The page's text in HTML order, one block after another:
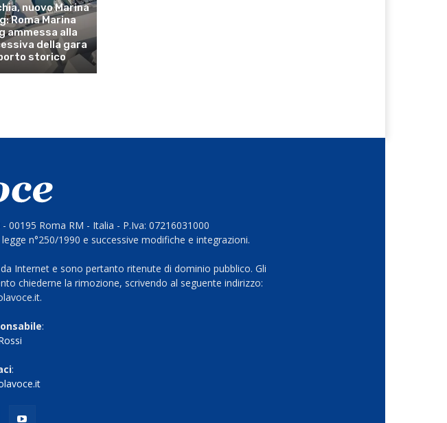
nuovo Marina
Roma Marina
ammessa alla
della gara
storico
00195 Roma RM - Italia - P.Iva: 07216031000
n°250/1990 e successive modifiche e integrazioni.
Internet e sono pertanto ritenute di dominio pubblico. Gli
chiederne la rimozione, scrivendo al seguente indirizzo:
:
: